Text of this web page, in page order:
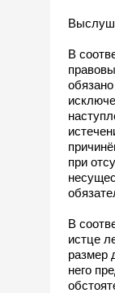
В
при
В
истце
размер
него